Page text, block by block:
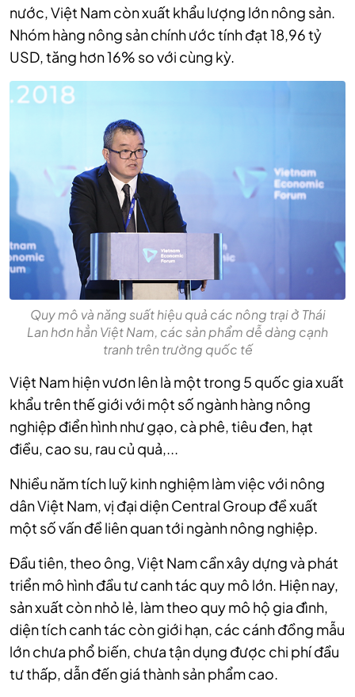
nước, Việt Nam còn xuất khẩu lượng lớn nông sản.
Nhóm hàng nông sản chính ước tính đạt 18,96 tỷ
USD, tăng hơn 16% so với cùng kỳ.
Quy mô và năng suất hiệu quả các nông trại ở Thái
Lan hơn hẳn Việt Nam, các sản phẩm dễ dàng cạnh
tranh trên trường quốc tế
Việt Nam hiện vươn lên là một trong 5 quốc gia xuất
khẩu trên thế giới với một số ngành hàng nông
nghiệp điển hình như gạo, cà phê, tiêu đen, hạt
điều, cao su, rau củ quả,...
Nhiều năm tích luỹ kinh nghiệm làm việc với nông
dân Việt Nam, vị đại diện Central Group đề xuất
một số vấn đề liên quan tới ngành nông nghiệp.
Đầu tiên, theo ông, Việt Nam cần xây dựng và phát
triển mô hình đầu tư canh tác quy mô lớn. Hiện nay,
sản xuất còn nhỏ lẻ, làm theo quy mô hộ gia đình,
diện tích canh tác còn giới hạn, các cánh đồng mẫu
lớn chưa phổ biến, chưa tận dụng được chi phí đầu
tư thấp, dẫn đến giá thành sản phẩm cao.